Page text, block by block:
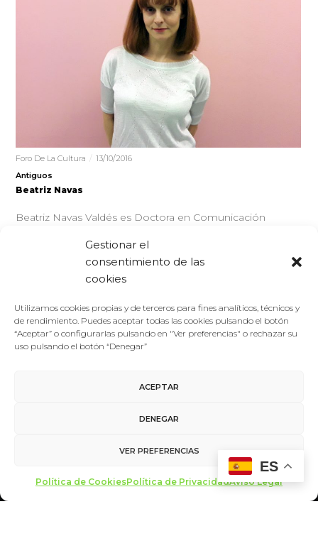
Gestionar el
consentimiento de las
cookies
Utilizamos cookies propias y de terceros para fines analíticos, técnicos y
de rendimiento. Puedes aceptar todas las cookies pulsando el botón
“Aceptar” o configurarlas pulsando en "Ver preferencias" o rechazar su
uso pulsando el botón “Denegar”
ACEPTAR
DENEGAR
VER PREFERENCIAS
Política de CookiesPolítica de PrivacidadAviso Legal
Foro De La Cultura
13/10/2016
Antiguos
Beatriz Navas
Beatriz Navas Valdés es Doctora en Comunicación
con una tesis sobre el cineasta alemán…
Política de Cookies
ES